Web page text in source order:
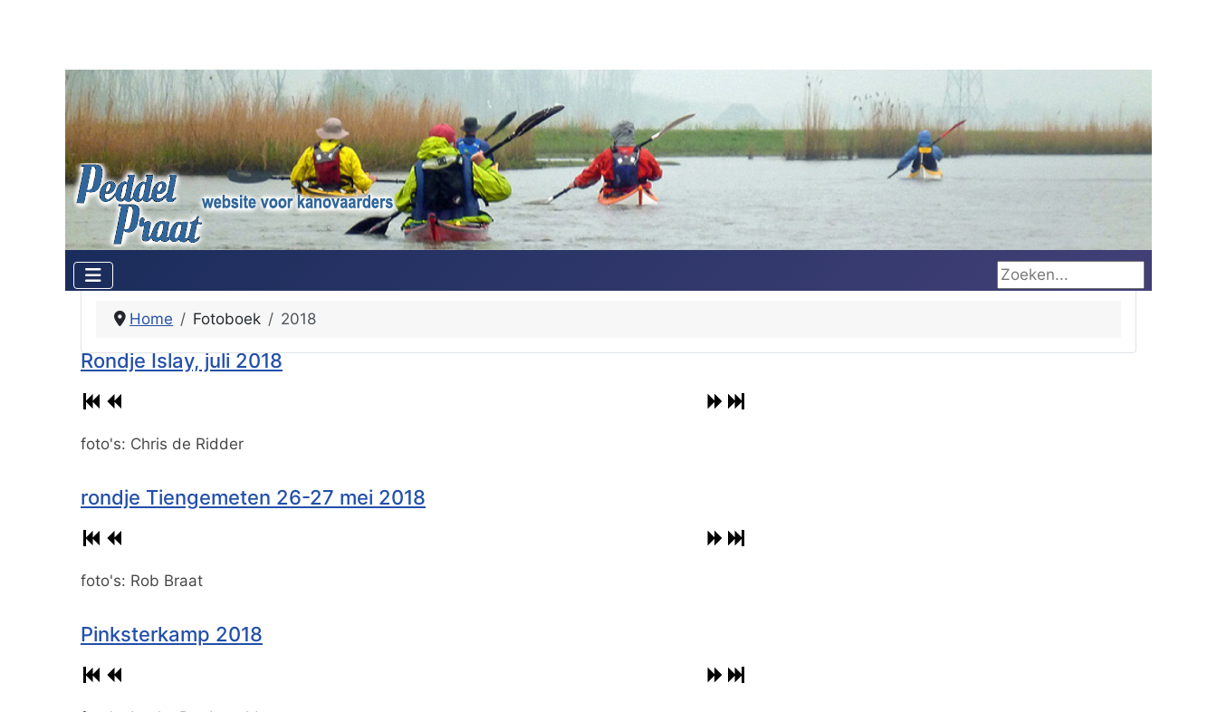
Zoeken...
Home Fotoboek 2018
Rondje Islay, juli 2018
foto's: Chris de Ridder
rondje Tiengemeten 26-27 mei 2018
foto's: Rob Braat
Pinksterkamp 2018